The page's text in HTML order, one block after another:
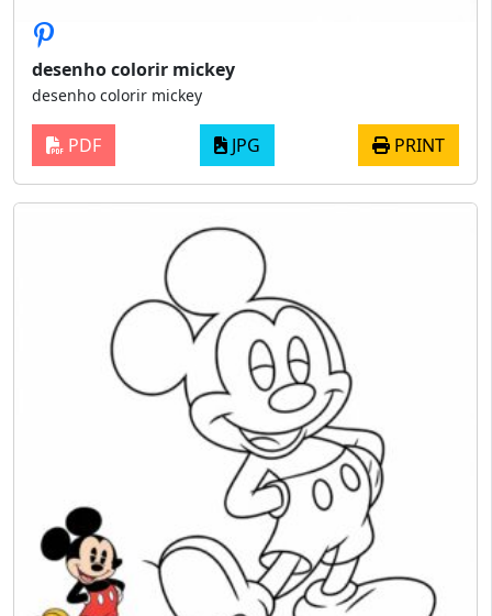
desenho colorir mickey
desenho colorir mickey
PDF JPG PRINT